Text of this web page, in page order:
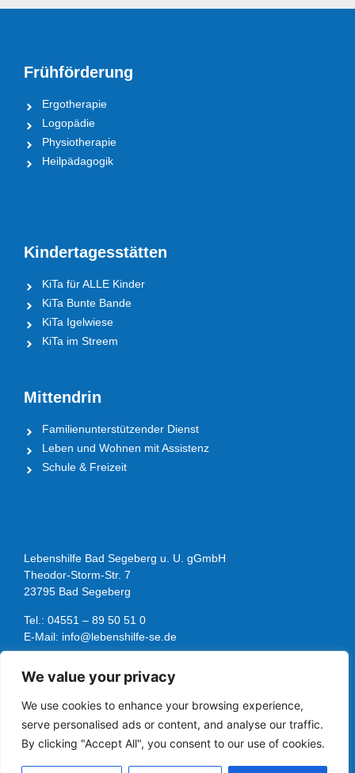
We value your privacy
We use cookies to enhance your browsing experience,
serve personalised ads or content, and analyse our traffic.
By clicking "Accept All", you consent to our use of cookies.
Frühförderung
Ergotherapie
Logopädie
Physiotherapie
Heilpädagogik
Kindertagesstätten
KiTa für ALLE Kinder
KiTa Bunte Bande
KiTa Igelwiese
KiTa im Streem
Mittendrin
Familienunterstützender Dienst
Leben und Wohnen mit Assistenz
Schule & Freizeit
Lebenshilfe Bad Segeberg u. U. gGmbH
Theodor-Storm-Str. 7
23795 Bad Segeberg
Tel.: 04551 – 89 50 51 0
E-Mail: info@lebenshilfe-se.de
Folge uns